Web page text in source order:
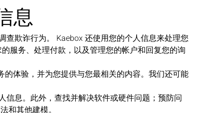
息
查欺诈行为。 Kaebox 还使用您的个人信息来处理您
服务、处理付款，以及管理您的帐户和回复您的询
体验，并为您提供与您最相关的内容。我们还可能
信息。此外，查找并解决软件或硬件问题；预防问
和其他建模。